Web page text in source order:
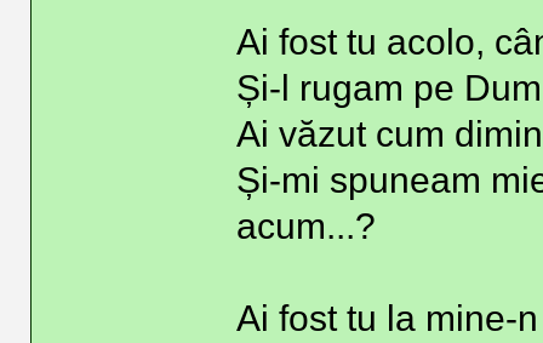
Ai fost tu acolo,
Și-l rugam pe
Ai văzut cum
Și-mi spuneam
acum...?
Ai fost tu la mine-